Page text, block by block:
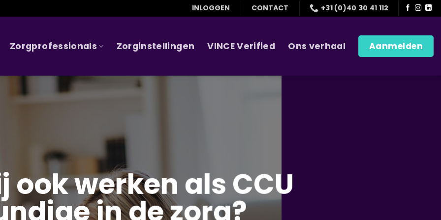
INLOGGEN CONTACT +31 (0)40 30 41 112
Zorgprofessionals Zorginstellingen VINCE Verified Ons verhaal Aanmelden
ook werken als CCU
in de zorg?